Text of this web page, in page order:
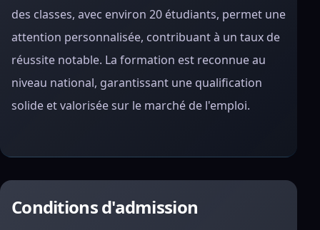
des classes, avec environ 20 étudiants, permet une
attention personnalisée, contribuant à un taux de
réussite notable. La formation est reconnue au
niveau national, garantissant une qualification
solide et valorisée sur le marché de l'emploi.
Conditions d'admission